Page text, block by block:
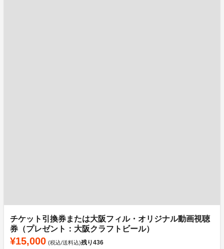
チケット引換券または大阪フィル・オリジナル動画視聴
券（プレゼント：大阪クラフトビール）
¥15,000 (税込/送料込)残り436